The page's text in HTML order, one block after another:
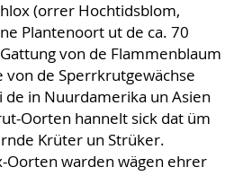
(orrer Hochtidsblom,
Plantenoort ut de ca. 70
von de Flammenblaum
von de Sperrkrutgewächse
de in Nuurdamerika un Asien
Oorten hannelt sick dat üm
Krüter un Strüker.
Oorten warden wägen ehrer